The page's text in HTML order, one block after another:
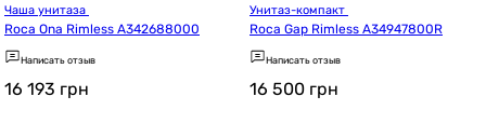
Roca Ona Rimless A342688000
Написать отзыв
16 193 грн
Roca Gap Rimless A34947800R
Написать отзыв
16 500 грн